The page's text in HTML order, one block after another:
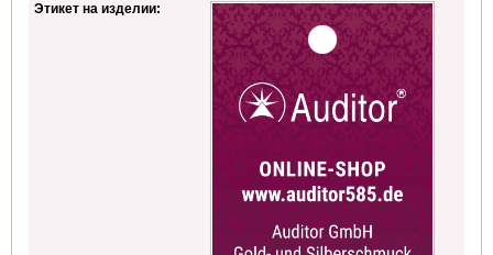
Этикет на изделии: